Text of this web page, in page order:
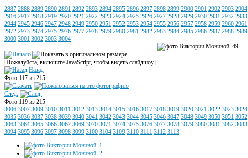
2887 2888 2889 2890 2891 2892 2893 2894 2895 2896 2897 2898 2899 2900 2901 2902 2903 2904
2916 2917 2918 2919 2920 2921 2922 2923 2924 2925 2926 2927 2928 2929 2930 2931 2932 2933
2944 2945 2946 2947 2948 2949 2950 2951 2952 2953 2954 2955 2956 2957 2958 2959 2960 2961
2972 2973 2974 2975 2976 2977 2978 2979 2980 2981 2982 2983 2984 2985 2986 2987 2988 2989
3000 3001 3002 3003 3004
[Пожалуйста, включите JavaScript, чтобы видеть слайдшоу]
Назад
Фото 117 из 215
След.
Фото 119 из 215
3006 3007 3009 3010 3011 3012 3013 3014 3015 3016 3017 3018 3019 3020 3021 3022 3023 3024
3035 3036 3037 3038 3039 3040 3041 3042 3043 3044 3045 3046 3047 3048 3049 3050 3051 3052
3063 3064 3065 3066 3067 3069 3070 3071 3074 3075 3076 3077 3078 3079 3080 3081 3082 3083
3094 3095 3096 3097 3098 3099 3100 3104 3109 3110 3111 3112 3113